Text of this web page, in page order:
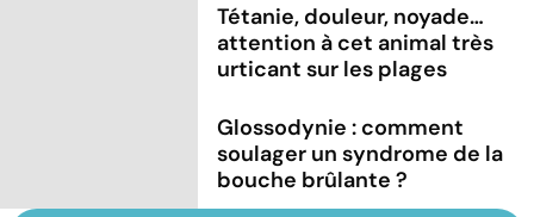
Tétanie, douleur, noyade…
attention à cet animal très
urticant sur les plages
Glossodynie : comment
soulager un syndrome de la
bouche brûlante ?